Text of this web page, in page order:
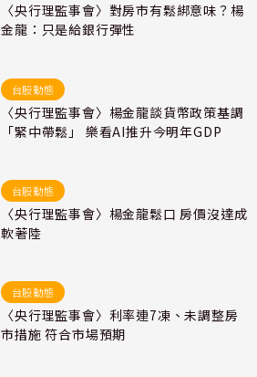
〈央行理監事會〉對房市有鬆綁意味？楊
金龍：只是給銀行彈性
台股動態
〈央行理監事會〉楊金龍談貨幣政策基調
「緊中帶鬆」 樂看AI推升今明年GDP
台股動態
〈央行理監事會〉楊金龍鬆口 房價沒達成
軟著陸
台股動態
〈央行理監事會〉利率連7凍、未調整房
市措施 符合市場預期